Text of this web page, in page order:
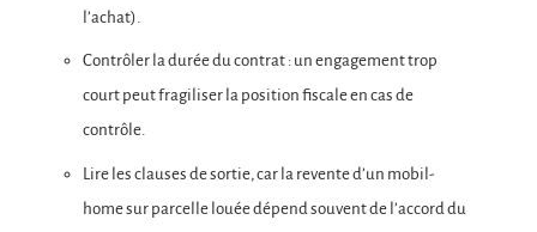
l’achat).
Contrôler la durée du contrat : un engagement trop
court peut fragiliser la position fiscale en cas de
contrôle.
Lire les clauses de sortie, car la revente d’un mobil-
home sur parcelle louée dépend souvent de l’accord du